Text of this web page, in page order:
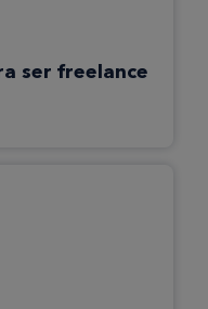
ser freelance